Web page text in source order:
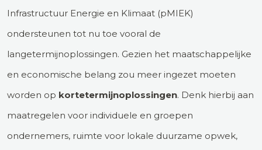
Infrastructuur Energie en Klimaat (pMIEK)
ondersteunen tot nu toe vooral de
langetermijnoplossingen. Gezien het maatschappelijke
en economische belang zou meer ingezet moeten
worden op kortetermijnoplossingen. Denk hierbij aan
maatregelen voor individuele en groepen
ondernemers, ruimte voor lokale duurzame opwek,